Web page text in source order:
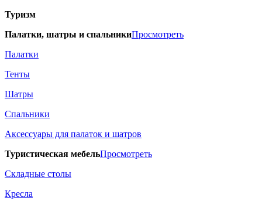
Туризм
Палатки, шатры и спальникиПросмотреть
Палатки
Тенты
Шатры
Спальники
Аксессуары для палаток и шатров
Туристическая мебельПросмотреть
Складные столы
Кресла